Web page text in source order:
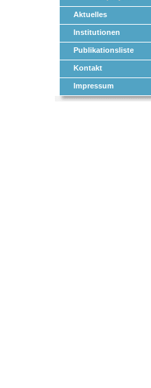
Aktuelles
Institutionen
Publikationsliste
Kontakt
Impressum